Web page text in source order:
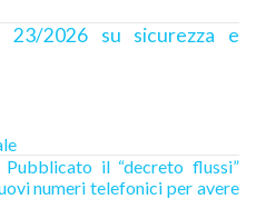
2026 su sicurezza e
Pubblicato il “decreto flussi”
numeri telefonici per avere